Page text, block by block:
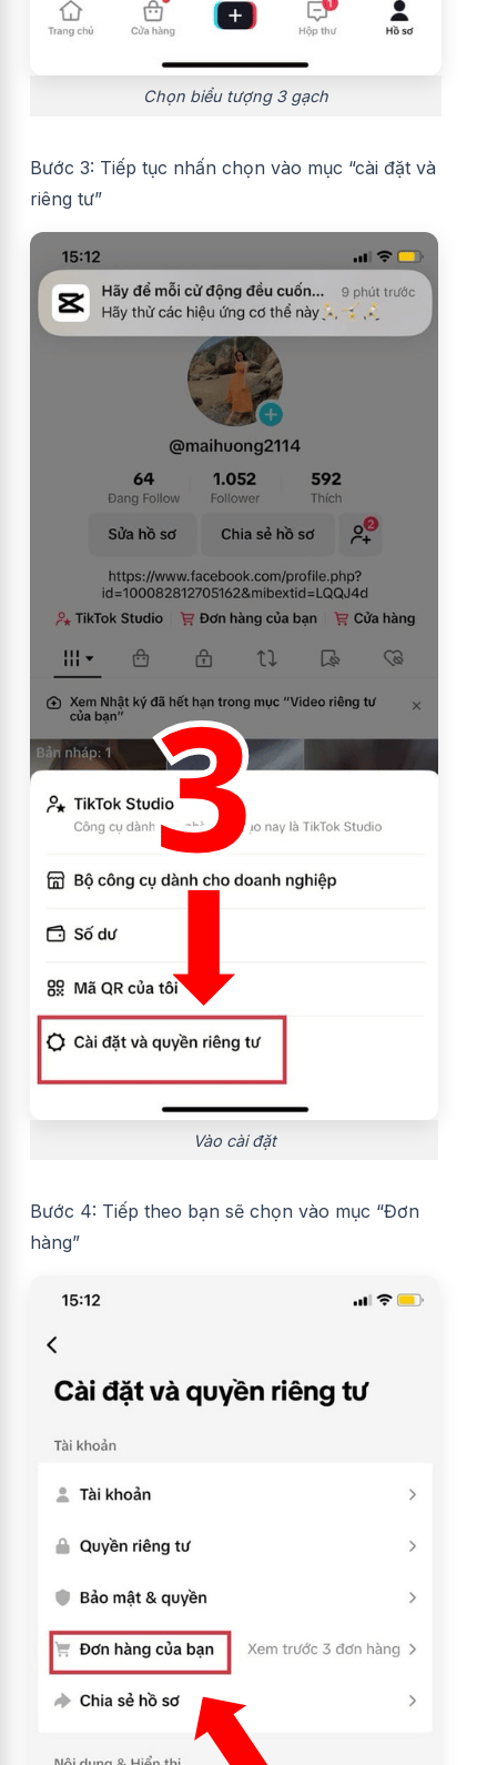
Chọn biểu tượng 3 gạch
Bước 3: Tiếp tục nhấn chọn vào mục “cài đặt và
riêng tư”
Vào cài đặt
Bước 4: Tiếp theo bạn sẽ chọn vào mục “Đơn
hàng”